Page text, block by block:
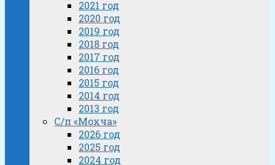
2021 год
2020 год
2019 год
2018 год
2017 год
2016 год
2015 год
2014 год
2013 год
С/п «Мохча»
2026 год
2025 год
2024 год